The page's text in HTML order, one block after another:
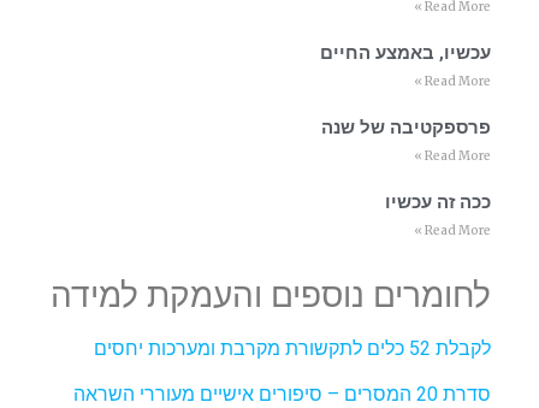
Read More »
עכשיו, באמצע החיים
Read More »
פרספקטיבה של שנה
Read More »
ככה זה עכשיו
Read More »
לחומרים נוספים והעמקת למידה
לקבלת 52 כלים לתקשורת מקרבת ומערכות יחסים
סדרת 20 המסרים – סיפורים אישיים מעוררי השראה